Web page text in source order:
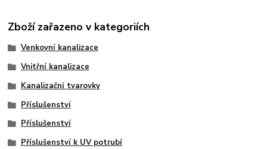
Zboží zařazeno v kategoriích
Venkovní kanalizace
Vnitřní kanalizace
Kanalizační tvarovky
Příslušenství
Příslušenství
Příslušenství k UV potrubí